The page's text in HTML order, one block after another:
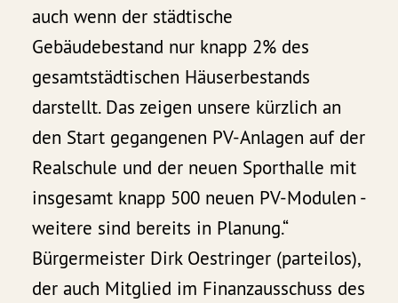
auch wenn der städtische
Gebäudebestand nur knapp 2% des
gesamtstädtischen Häuserbestands
darstellt. Das zeigen unsere kürzlich an
den Start gegangenen PV-Anlagen auf der
Realschule und der neuen Sporthalle mit
insgesamt knapp 500 neuen PV-Modulen -
weitere sind bereits in Planung.“
Bürgermeister Dirk Oestringer (parteilos),
der auch Mitglied im Finanzausschuss des